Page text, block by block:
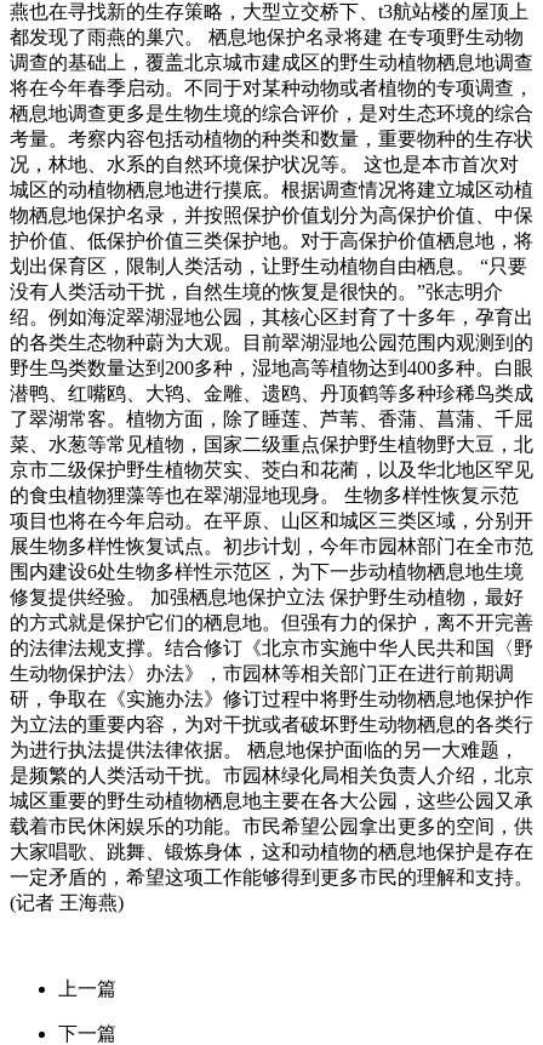
燕也在寻找新的生存策略，大型立交桥下、t3航站楼的屋顶上
都发现了雨燕的巢穴。 栖息地保护名录将建 在专项野生动物
调查的基础上，覆盖北京城市建成区的野生动植物栖息地调查
将在今年春季启动。不同于对某种动物或者植物的专项调查，
栖息地调查更多是生物生境的综合评价，是对生态环境的综合
考量。考察内容包括动植物的种类和数量，重要物种的生存状
况，林地、水系的自然环境保护状况等。 这也是本市首次对
城区的动植物栖息地进行摸底。根据调查情况将建立城区动植
物栖息地保护名录，并按照保护价值划分为高保护价值、中保
护价值、低保护价值三类保护地。对于高保护价值栖息地，将
划出保育区，限制人类活动，让野生动植物自由栖息。 “只要
没有人类活动干扰，自然生境的恢复是很快的。”张志明介
绍。例如海淀翠湖湿地公园，其核心区封育了十多年，孕育出
的各类生态物种蔚为大观。目前翠湖湿地公园范围内观测到的
野生鸟类数量达到200多种，湿地高等植物达到400多种。白眼
潜鸭、红嘴鸥、大鸨、金雕、遗鸥、丹顶鹤等多种珍稀鸟类成
了翠湖常客。植物方面，除了睡莲、芦苇、香蒲、菖蒲、千屈
菜、水葱等常见植物，国家二级重点保护野生植物野大豆，北
京市二级保护野生植物芡实、茭白和花蔺，以及华北地区罕见
的食虫植物狸藻等也在翠湖湿地现身。 生物多样性恢复示范
项目也将在今年启动。在平原、山区和城区三类区域，分别开
展生物多样性恢复试点。初步计划，今年市园林部门在全市范
围内建设6处生物多样性示范区，为下一步动植物栖息地生境
修复提供经验。 加强栖息地保护立法 保护野生动植物，最好
的方式就是保护它们的栖息地。但强有力的保护，离不开完善
的法律法规支撑。结合修订《北京市实施中华人民共和国〈野
生动物保护法〉办法》，市园林等相关部门正在进行前期调
研，争取在《实施办法》修订过程中将野生动物栖息地保护作
为立法的重要内容，为对干扰或者破坏野生动物栖息的各类行
为进行执法提供法律依据。 栖息地保护面临的另一大难题，
是频繁的人类活动干扰。市园林绿化局相关负责人介绍，北京
城区重要的野生动植物栖息地主要在各大公园，这些公园又承
载着市民休闲娱乐的功能。市民希望公园拿出更多的空间，供
大家唱歌、跳舞、锻炼身体，这和动植物的栖息地保护是存在
一定矛盾的，希望这项工作能够得到更多市民的理解和支持。
(记者 王海燕)
上一篇
下一篇